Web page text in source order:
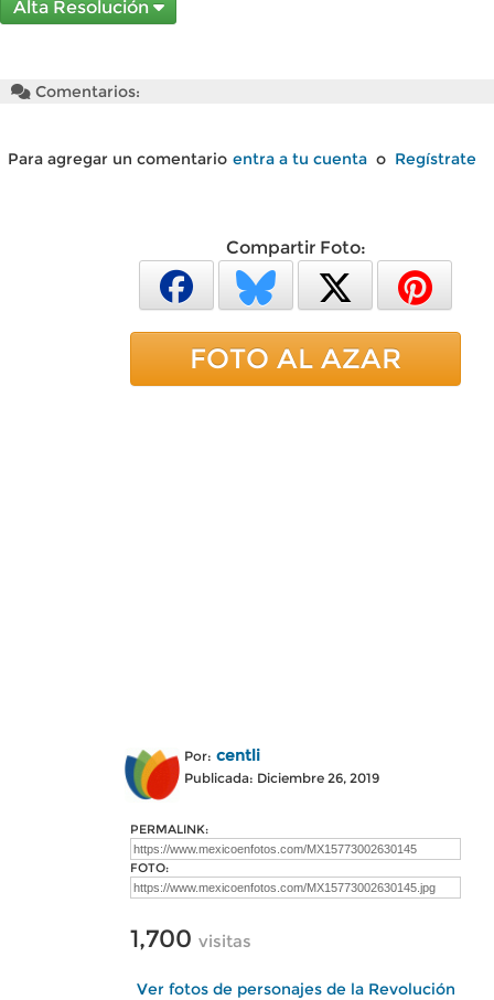
Alta Resolución
Comentarios:
Para agregar un comentario entra a tu cuenta o Regístrate
Compartir Foto:
FOTO AL AZAR
Por: centli
Publicada: Diciembre 26, 2019
PERMALINK:
FOTO:
1,700 visitas
Ver fotos de personajes de la Revolución